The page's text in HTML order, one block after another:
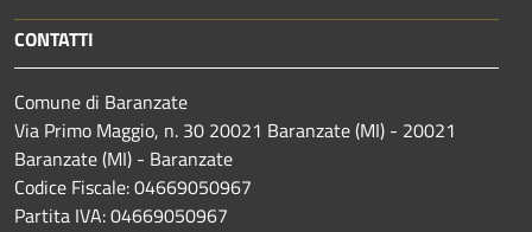
CONTATTI
Comune di Baranzate
Via Primo Maggio, n. 30 20021 Baranzate (MI) - 20021
Baranzate (MI) - Baranzate
Codice Fiscale: 04669050967
Partita IVA: 04669050967